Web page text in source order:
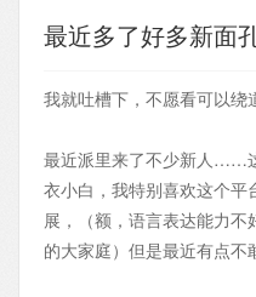
最近多了好多新面
我就吐槽下，不愿看可以绕
最近派里来了不少新人……
衣小白，我特别喜欢这个
展，（额，语言表达能力
的大家庭）但是最近有点